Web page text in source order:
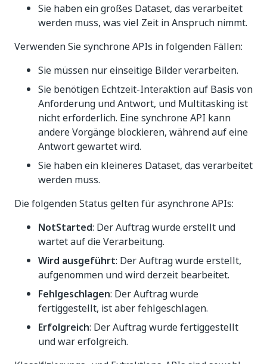
Sie haben ein großes Dataset, das verarbeitet
werden muss, was viel Zeit in Anspruch nimmt.
Verwenden Sie synchrone APIs in folgenden Fällen:
Sie müssen nur einseitige Bilder verarbeiten.
Sie benötigen Echtzeit-Interaktion auf Basis von
Anforderung und Antwort, und Multitasking ist
nicht erforderlich. Eine synchrone API kann
andere Vorgänge blockieren, während auf eine
Antwort gewartet wird.
Sie haben ein kleineres Dataset, das verarbeitet
werden muss.
Die folgenden Status gelten für asynchrone APIs:
NotStarted: Der Auftrag wurde erstellt und
wartet auf die Verarbeitung.
Wird ausgeführt: Der Auftrag wurde erstellt,
aufgenommen und wird derzeit bearbeitet.
Fehlgeschlagen: Der Auftrag wurde
fertiggestellt, ist aber fehlgeschlagen.
Erfolgreich: Der Auftrag wurde fertiggestellt
und war erfolgreich.